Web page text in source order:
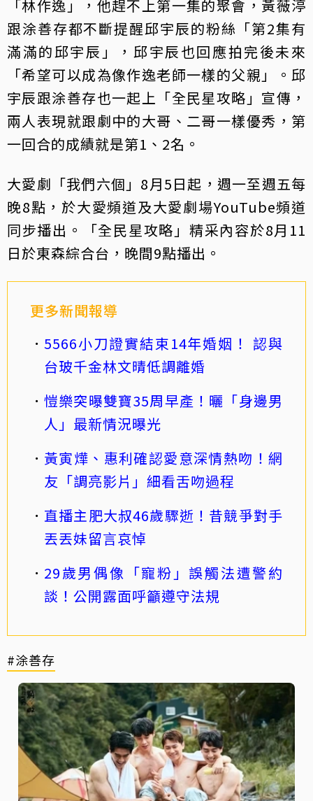
「林作逸」，他趕不上第一集的聚會，黃薇渟
跟涂善存都不斷提醒邱宇辰的粉絲「第2集有
滿滿的邱宇辰」，邱宇辰也回應拍完後未來
「希望可以成為像作逸老師一樣的父親」。邱
宇辰跟涂善存也一起上「全民星攻略」宣傳，
兩人表現就跟劇中的大哥、二哥一樣優秀，第
一回合的成績就是第1、2名。
大愛劇「我們六個」8月5日起，週一至週五每
晚8點，於大愛頻道及大愛劇場YouTube頻道
同步播出。「全民星攻略」精采內容於8月11
日於東森綜合台，晚間9點播出。
更多新聞報導
5566小刀證實結束14年婚姻！ 認與
台玻千金林文晴低調離婚
愷樂突曝雙寶35周早產！曬「身邊男
人」最新情況曝光
黃寅燁、惠利確認愛意深情熱吻！網
友「調亮影片」細看舌吻過程
直播主肥大叔46歲驟逝！昔競爭對手
丟丟妹留言哀悼
29歲男偶像「寵粉」誤觸法遭警約
談！公開露面呼籲遵守法規
#涂善存